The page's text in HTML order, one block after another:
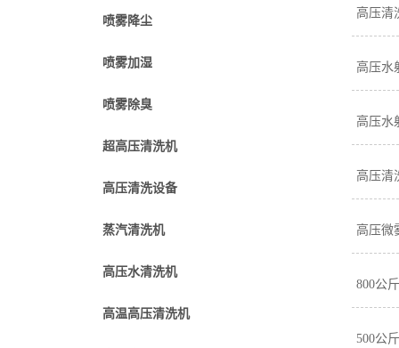
喷雾降尘
喷雾加湿
喷雾除臭
超高压清洗机
高压清洗设备
蒸汽清洗机
高压水清洗机
高温高压清洗机
高压清
高压水
高压水
高压清
高压微
800公
500公